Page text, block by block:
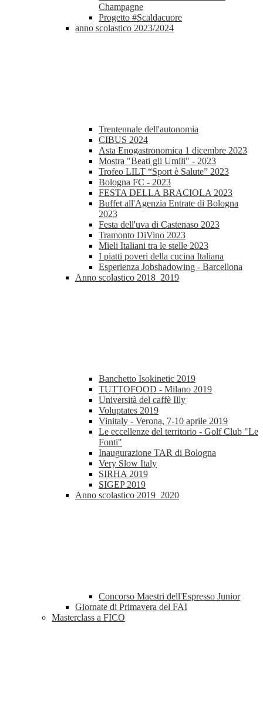
Champagne
Progetto #Scaldacuore
anno scolastico 2023/2024
Trentennale dell'autonomia
CIBUS 2024
Asta Enogastronomica 1 dicembre 2023
Mostra "Beati gli Umili" - 2023
Trofeo LILT “Sport è Salute” 2023
Bologna FC - 2023
FESTA DELLA BRACIOLA 2023
Buffet all'Agenzia Entrate di Bologna
2023
Festa dell'uva di Castenaso 2023
Tramonto DiVino 2023
Mieli Italiani tra le stelle 2023
I piatti poveri della cucina Italiana
Esperienza Jobshadowing - Barcellona
Anno scolastico 2018_2019
Banchetto Isokinetic 2019
TUTTOFOOD - Milano 2019
Università del caffè Illy
Voluptates 2019
Vinitaly - Verona, 7-10 aprile 2019
Le eccellenze del territorio - Golf Club "Le
Fonti"
Inaugurazione TAR di Bologna
Very Slow Italy
SIRHA 2019
SIGEP 2019
Anno scolastico 2019_2020
Concorso Maestri dell'Espresso Junior
Giornate di Primavera del FAI
Masterclass a FICO